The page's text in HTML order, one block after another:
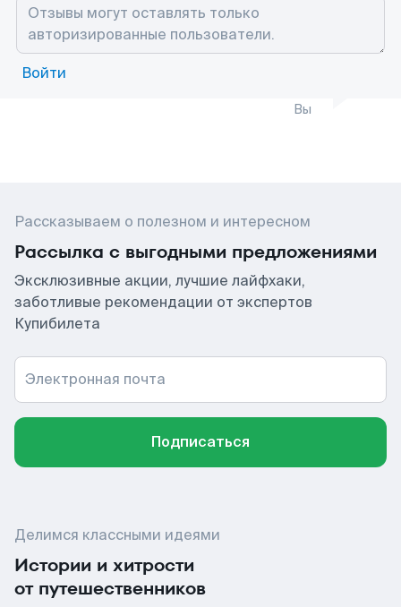
Войти
Вы
Рассказываем о полезном и интересном
Рассылка с выгодными предложениями
Эксклюзивные акции, лучшие лайфхаки,
заботливые рекомендации от экспертов
Купибилета
Электронная почта
Подписаться
Делимся классными идеями
Истории и хитрости
от путешественников